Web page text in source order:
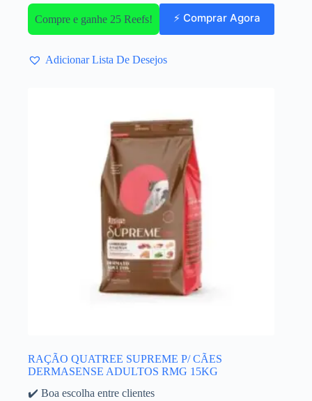
Compre e ganhe 25 Reefs! ⚡ Comprar Agora
Adicionar Lista De Desejos
RAÇÃO QUATREE SUPREME P/ CÃES
DERMASENSE ADULTOS RMG 15KG
✔️ Boa escolha entre clientes